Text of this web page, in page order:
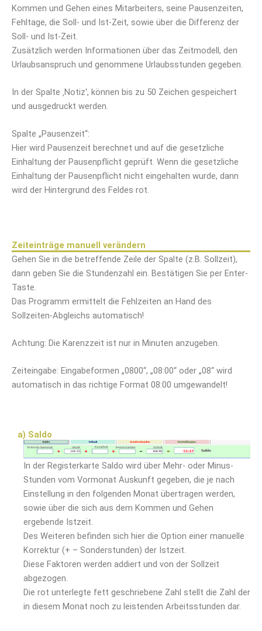
Kommen und Gehen eines Mitarbeiters, seine Pausenzeiten,
Fehltage, die Soll- und Ist-Zeit, sowie über die Differenz der
Soll- und Ist-Zeit.
Zusätzlich werden Informationen über das Zeitmodell, den
Urlaubsanspruch und genommene Urlaubsstunden gegeben.
In der Spalte ‚Notiz‘, können bis zu 50 Zeichen gespeichert
und ausgedruckt werden.
Spalte „Pausenzeit“:
Hier wird Pausenzeit berechnet und auf die gesetzliche
Einhaltung der Pausenpflicht geprüft. Wenn die gesetzliche
Einhaltung der Pausenpflicht nicht eingehalten wurde, dann
wird der Hintergrund des Feldes rot.
Zeiteinträge manuell verändern
Gehen Sie in die betreffende Zeile der Spalte (z.B. Sollzeit),
dann geben Sie die Stundenzahl ein. Bestätigen Sie per Enter-
Taste.
Das Programm ermittelt die Fehlzeiten an Hand des
Sollzeiten-Abgleichs automatisch!
Achtung: Die Karenzzeit ist nur in Minuten anzugeben.
Zeiteingabe: Eingabeformen „0800“, „08:00“ oder „08“ wird
automatisch in das richtige Format 08:00 umgewandelt!
a) Saldo
In der Registerkarte Saldo wird über Mehr- oder Minus-
Stunden vom Vormonat Auskunft gegeben, die je nach
Einstellung in den folgenden Monat übertragen werden,
sowie über die sich aus dem Kommen und Gehen
ergebende Istzeit.
Des Weiteren befinden sich hier die Option einer manuelle
Korrektur (+ – Sonderstunden) der Istzeit.
Diese Faktoren werden addiert und von der Sollzeit
abgezogen.
Die rot unterlegte fett geschriebene Zahl stellt die Zahl der
in diesem Monat noch zu leistenden Arbeitsstunden dar.